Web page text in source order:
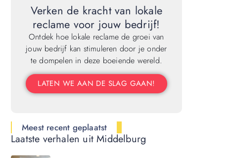
Verken de kracht van lokale
reclame voor jouw bedrijf!
Ontdek hoe lokale reclame de groei van
jouw bedrijf kan stimuleren door je onder
te dompelen in deze boeiende wereld.
LATEN WE AAN DE SLAG GAAN!
Meest recent geplaatst
Laatste verhalen uit Middelburg